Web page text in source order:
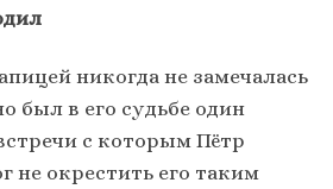
никогда не замечалась
был в его судьбе один
с которым Пётр
не окрестить его таким